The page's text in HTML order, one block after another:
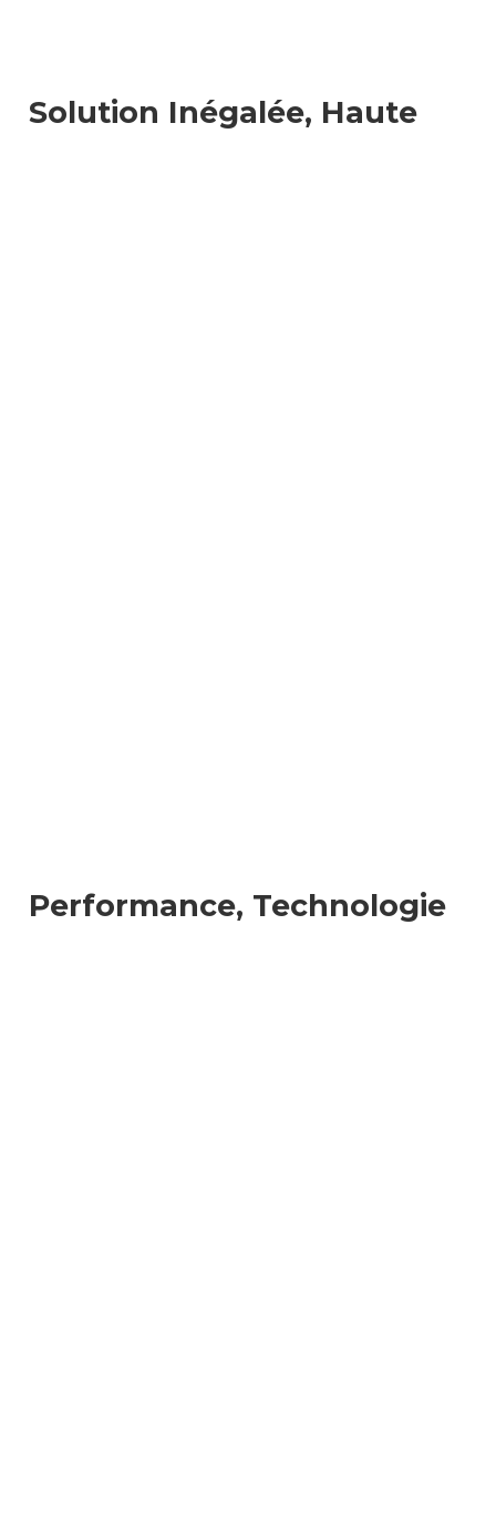
Solution Inégalée, Haute
Performance, Technologie